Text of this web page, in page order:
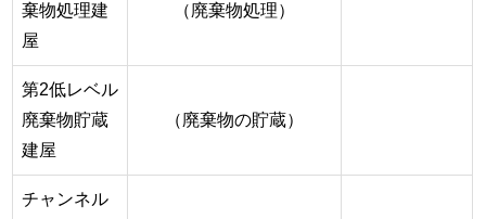
棄物処理建
屋
（廃棄物処理）
第2低レベル
廃棄物貯蔵
建屋
（廃棄物の貯蔵）
チャンネル